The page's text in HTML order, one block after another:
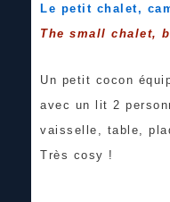
Le petit chalet,
The small chalet,
Un petit cocon
avec un lit 2
vaisselle, table,
Très cosy !